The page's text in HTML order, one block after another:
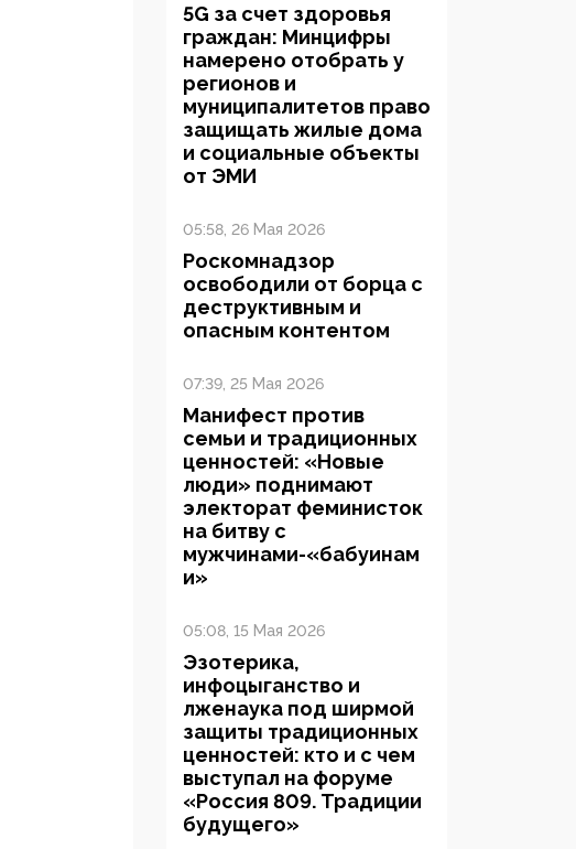
5G за счет здоровья
граждан: Минцифры
намерено отобрать у
регионов и
муниципалитетов право
защищать жилые дома
и социальные объекты
от ЭМИ
05:58, 26 Мая 2026
Роскомнадзор
освободили от борца с
деструктивным и
опасным контентом
07:39, 25 Мая 2026
Манифест против
семьи и традиционных
ценностей: «Новые
люди» поднимают
электорат феминисток
на битву с
мужчинами-«бабуинам
и»
05:08, 15 Мая 2026
Эзотерика,
инфоцыганство и
лженаука под ширмой
защиты традиционных
ценностей: кто и с чем
выступал на форуме
«Россия 809. Традиции
будущего»